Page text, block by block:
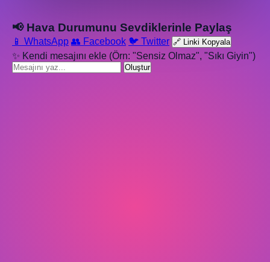
📢 Hava Durumunu Sevdiklerinle Paylaş
📱 WhatsApp 👥 Facebook 🐦 Twitter 🔗 Linki Kopyala
✨ Kendi mesajını ekle (Örn: "Sensiz Olmaz", "Sıkı Giyin")
Oluştur